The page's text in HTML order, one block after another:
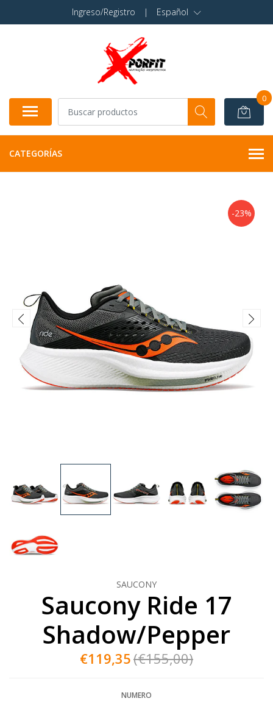
Ingreso/Registro | Español
0
CATEGORÍAS
-23%
SAUCONY
Saucony Ride 17
Shadow/Pepper
€119,35(€155,00)
NUMERO